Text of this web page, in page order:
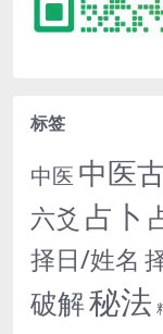
标签
中医 中医
六爻 占卜
择日/姓名
破解秘法